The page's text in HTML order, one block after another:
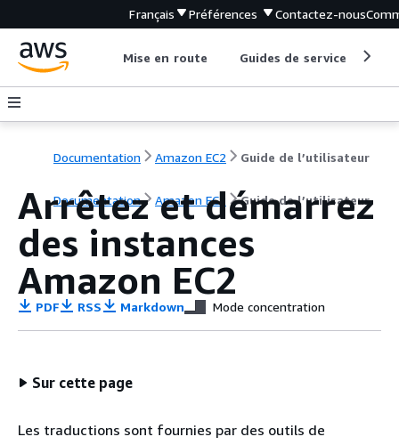
Français Préférences Contactez-nous
Mise en route Guides de service
Documentation Amazon EC2 Guide de l’utilisateur
Documentation Amazon EC2 Guide de l’utilisateur
Arrêtez et démarrez
des instances
Amazon EC2
PDF RSS Markdown Mode concentration
Sur cette page
Les traductions sont fournies par des outils de